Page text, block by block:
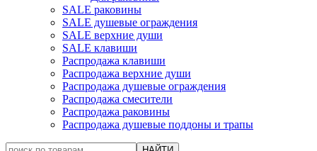
SALE раковины
SALE душевые ограждения
SALE верхние души
SALE клавиши
Распродажа клавиши
Распродажа верхние души
Распродажа душевые ограждения
Распродажа смесители
Распродажа раковины
Распродажа душевые поддоны и трапы